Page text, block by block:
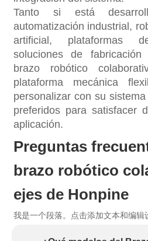
Tanto si está
automatización industrial,
artificial, plataformas
soluciones de fabricación
brazo robótico
plataforma mecánica
personalizar con su
preferidos para satisfacer
aplicación.
Preguntas
brazo robótico
ejes de Honpine
我是一个段落。点击添加文本和编辑